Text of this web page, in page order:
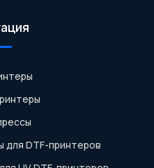
для DTF-принтеров